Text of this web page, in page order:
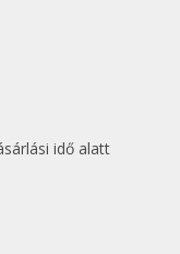
idő alatt